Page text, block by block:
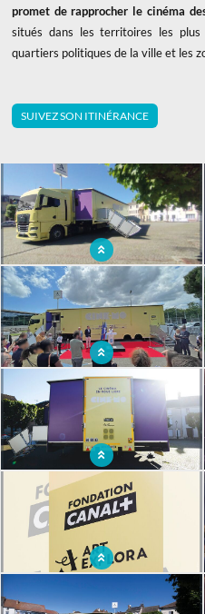
promet de rapprocher le cinéma
situés dans les territoires les plus
quartiers politiques de la ville et les
SUIVEZ SON ITINÉRANCE
x
Un camion culturel pour sillonner les
routes et apporter la magie du 7ème
art
Inauguration du CinéMo à Cannes fin
mai 2025
Le cinéma mobile permet l'accès à la
culture pour tous et partout
Un camion alliant les missions de la
Fondation CANAL+ et Art Explora